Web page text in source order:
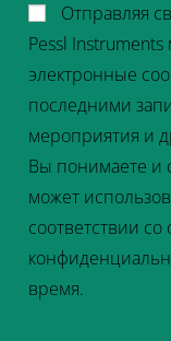
Отправляя
Pessl
электронные
последними
мероприятия и
Вы понимаете и
может
соответствии
время.